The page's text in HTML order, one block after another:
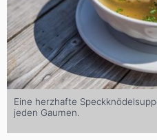
Eine herzhafte
jeden Gaumen.